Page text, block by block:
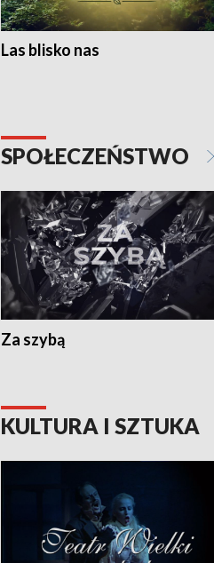
Las blisko nas
SPOŁECZEŃSTWO
Za szybą
KULTURA I SZTUKA